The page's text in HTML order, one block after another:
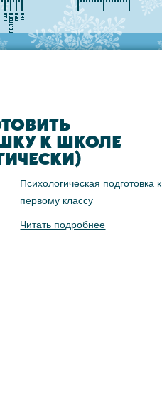
К ШКОЛЕ
Психологическая подготовка к
первому классу
Читать подробнее